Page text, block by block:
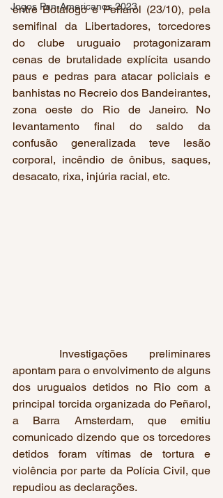
Jogos Pan-Americanos 2023
entre Botafogo e Peñarol (23/10), pela
semifinal da Libertadores, torcedores
do clube uruguaio protagonizaram
cenas de brutalidade explícita usando
paus e pedras para atacar policiais e
banhistas no Recreio dos Bandeirantes,
zona oeste do Rio de Janeiro. No
levantamento final do saldo da
confusão generalizada teve lesão
corporal, incêndio de ônibus, saques,
desacato, rixa, injúria racial, etc.
apontam para o envolvimento de alguns
dos uruguaios detidos no Rio com a
principal torcida organizada do Peñarol,
a Barra Amsterdam, que emitiu
comunicado dizendo que os torcedores
detidos foram vítimas de tortura e
violência por parte da Polícia Civil, que
repudiou as declarações.